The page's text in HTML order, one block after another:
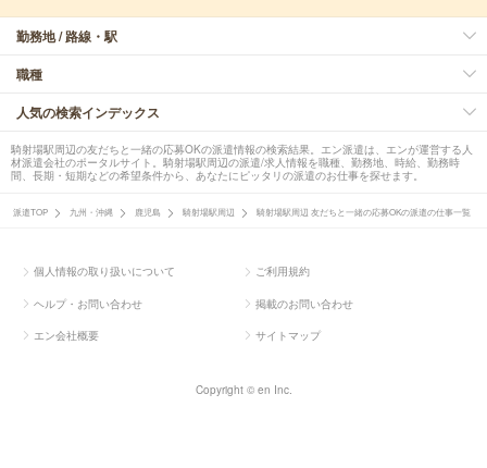
勤務地 / 路線・駅
職種
人気の検索インデックス
騎射場駅周辺の友だちと一緒の応募OKの派遣情報の検索結果。エン派遣は、エンが運営する人
材派遣会社のポータルサイト。騎射場駅周辺の派遣/求人情報を職種、勤務地、時給、勤務時
間、長期・短期などの希望条件から、あなたにピッタリの派遣のお仕事を探せます。
派遣TOP 九州・沖縄 鹿児島 騎射場駅周辺 騎射場駅周辺 友だちと一緒の応募OKの派遣の仕事一覧
個人情報の取り扱いについて ご利用規約
ヘルプ・お問い合わせ 掲載のお問い合わせ
エン会社概要 サイトマップ
Copyright © en Inc.